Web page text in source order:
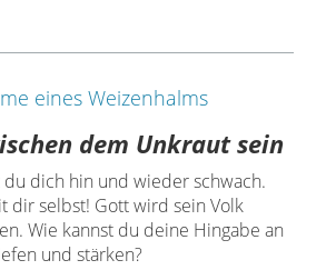
dem Unkraut sein
dich hin und wieder schwach.
dir selbst! Gott wird sein Volk
Wie kannst du deine Hingabe an
und stärken?